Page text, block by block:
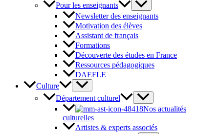
Pour les enseignants
Newsletter des enseignants
Motivation des élèves
Assistant de français
Formations
Découverte des études en France
Ressources pédagogiques
DAEFLE
Culture
Département culturel
Nos actualités
culturelles
Artistes & experts associés